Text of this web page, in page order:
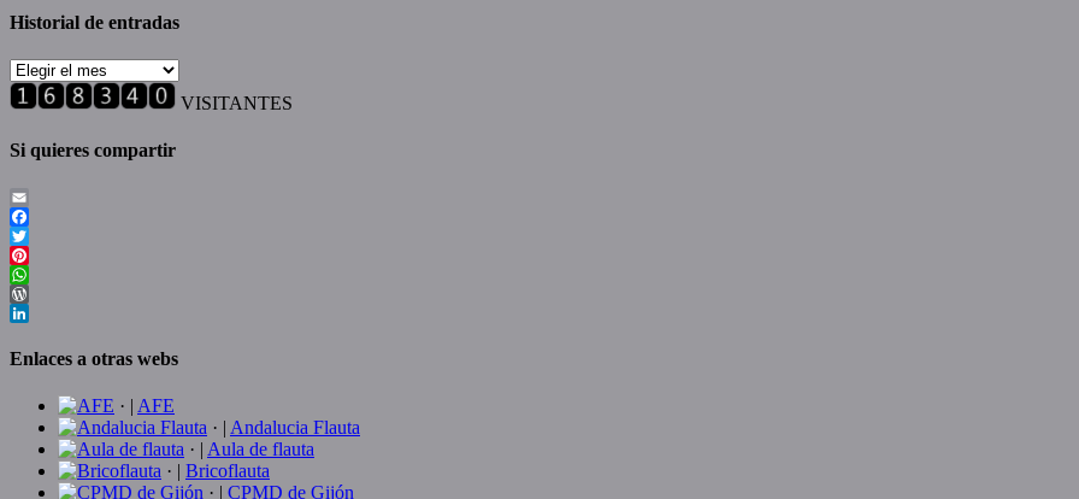
Historial de entradas
Historial
de
entradas
VISITANTES
Si quieres compartir
Email
Facebook
Twitter
Pinterest
WhatsApp
WordPress
Enlaces a otras webs
· | AFE
· | Andalucia Flauta
· | Aula de flauta
· | Bricoflauta
· | CPMD de Gijón